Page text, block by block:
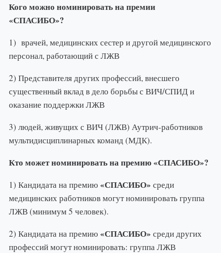
Кого можно номинировать на премии
«СПАСИБО»?
1) врачей, медицинских сестер и другой медицинского
персонал, работающий с ЛЖВ
2) Представителя других профессий, внесшего
существенный вклад в дело борьбы с ВИЧ/СПИД и
оказание поддержки ЛЖВ
3) людей, живущих с ВИЧ (ЛЖВ) Аутрич-работников
мультидисциплинарных команд (МДК).
Кто может номинировать на премию «СПАСИБО»?
1) Кандидата на премию «СПАСИБО» среди
медицинских работников могут номинировать группа
ЛЖВ (минимум 5 человек).
2) Кандидата на премию «СПАСИБО» среди других
профессий могут номинировать: группа ЛЖВ